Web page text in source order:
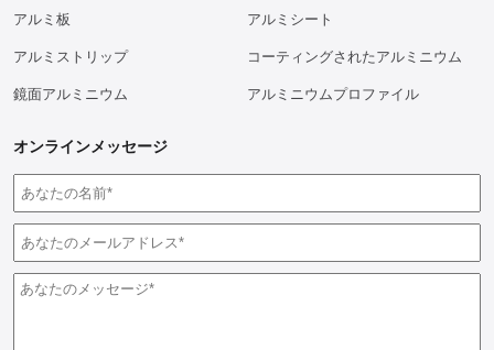
アルミ板 アルミシート
アルミストリップ コーティングされたアルミニウム
鏡面アルミニウム アルミニウムプロファイル
オンラインメッセージ